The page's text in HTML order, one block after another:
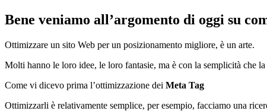
Bene veniamo all’argomento di oggi su
Ottimizzare un sito Web per un posizionamento migliore, è un arte.
Molti hanno le loro idee, le loro fantasie, ma è con la semplicità che
Come vi dicevo prima l’ottimizzazione dei Meta Tag
Ottimizzarli è relativamente semplice, per esempio, facciamo una